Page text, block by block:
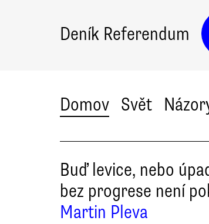
Deník Referendum
Domov Svět
Buď levice, nebo
bez progrese není
Martin Pleva